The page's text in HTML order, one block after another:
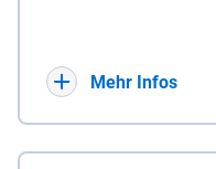
(DTK) im Maßstab 1
verkleinerte Amtliche
Mehr Infos